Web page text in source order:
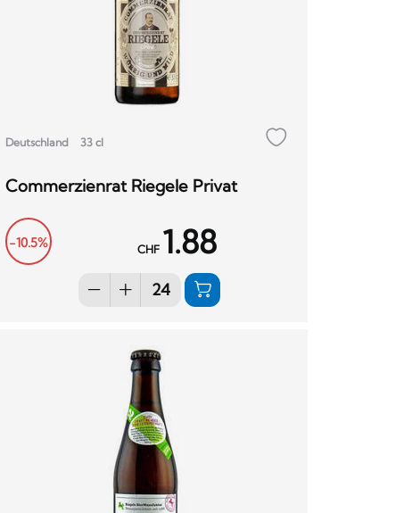
Deutschland 33 cl
Commerzienrat Riegele Privat
-10.5% CHF 1.88